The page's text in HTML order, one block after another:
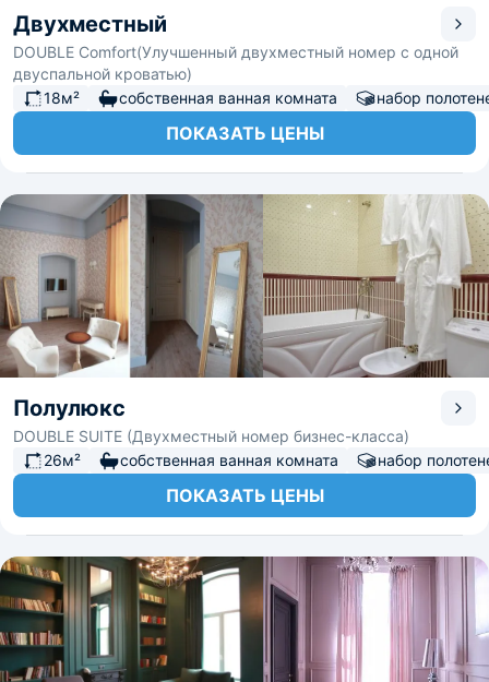
Двухместный
DОUBLE Comfort(Улучшенный двухместный номер с одной
двуспальной кроватью)
18м²
собственная ванная комната набор
ПОКАЗАТЬ ЦЕНЫ
Полулюкс
DOUBLE SUITE (Двухместный номер бизнес-класса)
26м²
собственная ванная комната набор
ПОКАЗАТЬ ЦЕНЫ